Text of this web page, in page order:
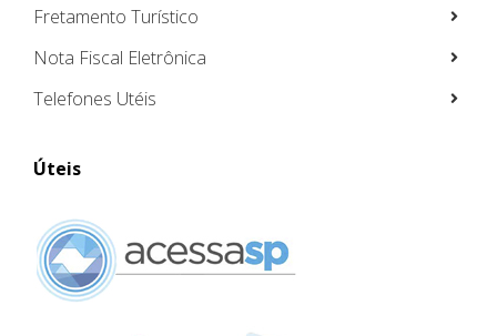
Fretamento Turístico
Nota Fiscal Eletrônica
Telefones Utéis
Úteis